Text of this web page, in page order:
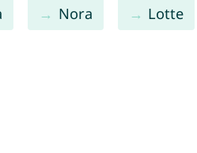
Nora Lotte